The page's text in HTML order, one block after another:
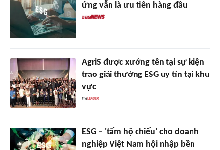
ứng vẫn là ưu tiên hàng đầu
AgriS được xướng tên tại sự kiện
trao giải thưởng ESG uy tín tại khu
vực
ESG – 'tấm hộ chiếu' cho doanh
nghiệp Việt Nam hội nhập bền